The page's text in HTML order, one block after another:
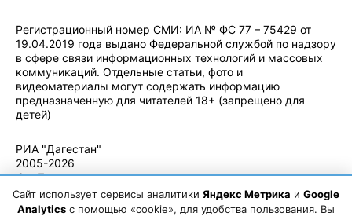
Регистрационный номер СМИ: ИА № ФС 77 – 75429 от
19.04.2019 года выдано Федеральной службой по надзору
в сфере связи информационных технологий и массовых
коммуникаций. Отдельные статьи, фото и
видеоматериалы могут содержать информацию
предназначенную для читателей 18+ (запрещено для
детей)
РИА "Дагестан"
2005-2026
© - Правила
использования
материалов.
Сайт использует сервисы аналитики Яндекс Метрика и Google
Analytics с помощью «cookie», для удобства пользования. Вы